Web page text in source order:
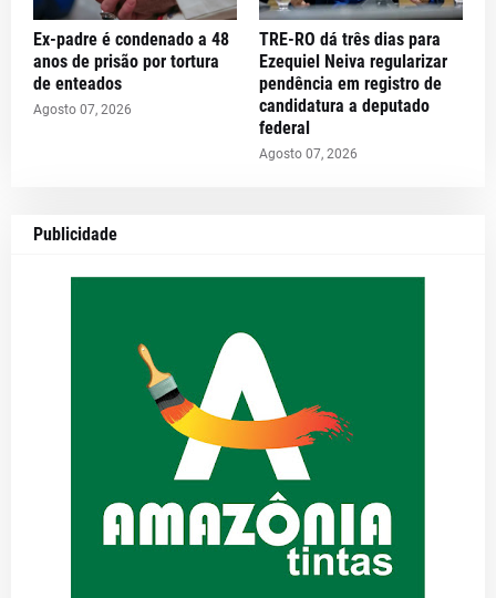
Ex-padre é condenado a 48
anos de prisão por tortura
de enteados
Agosto 07, 2026
TRE-RO dá três dias para
Ezequiel Neiva regularizar
pendência em registro de
candidatura a deputado
federal
Agosto 07, 2026
Publicidade